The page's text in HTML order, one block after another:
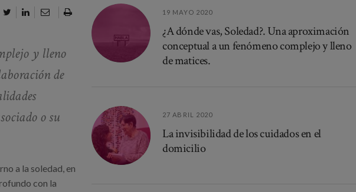
y lleno
de
o su
a la soledad, en
con la
19 MAYO 2020
¿A dónde vas, Soledad?. Una aproximación
conceptual a un fenómeno complejo y lleno
de matices.
27 ABRIL 2020
La invisibilidad de los cuidados en el
domicilio